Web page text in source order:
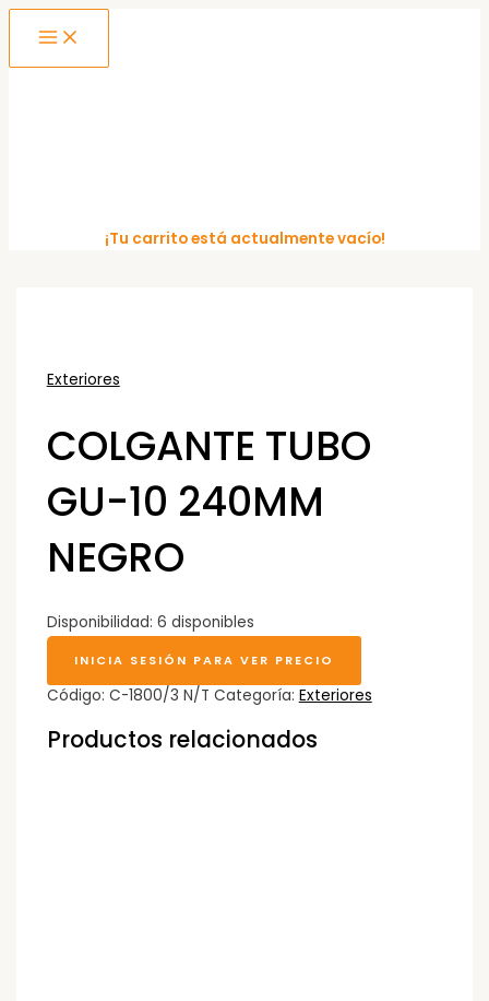
Ir
MENU
¡Tu carrito está actualmente vacío!
Exteriores
COLGANTE TUBO
GU-10 240MM
NEGRO
Disponibilidad: 6 disponibles
INICIA SESIÓN PARA VER PRECIO
Código: C-1800/3 N/T Categoría: Exteriores
Productos relacionados